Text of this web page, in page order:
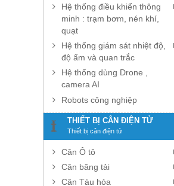
Hệ thống điều khiển thông
minh : trạm bơm, nén khí,
quạt
Hệ thống giám sát nhiệt độ,
độ ẩm và quan trắc
Hệ thống dùng Drone ,
camera AI
Robots công nghiệp
THIẾT BỊ CÂN ĐIỆN TỬ
Thiết bị cân điện tử
Cân Ô tô
Cân băng tải
Cân Tàu hỏa